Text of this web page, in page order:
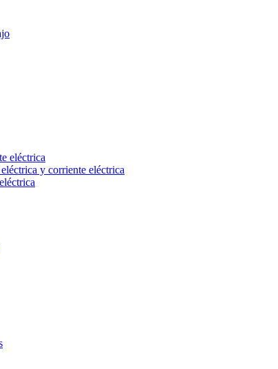
eléctrica
y corriente eléctrica